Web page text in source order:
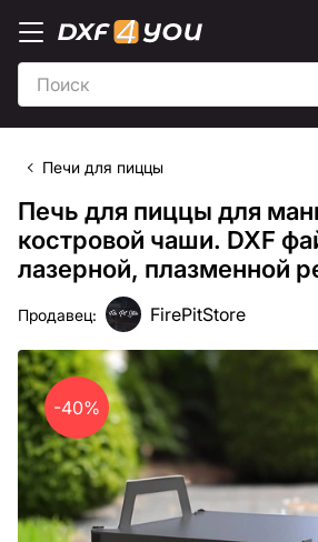
Печи для пиццы
Печь для пиццы для
костровой чаши. DXF
лазерной, плазменной
Продавец: FirePitStore
-40%